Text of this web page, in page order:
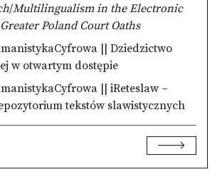
/Multilingualism in the Electronic
Poland Court Oaths
|| Dziedzictwo
w otwartym dostępie
|| iReteslaw –
tekstów slawistycznych